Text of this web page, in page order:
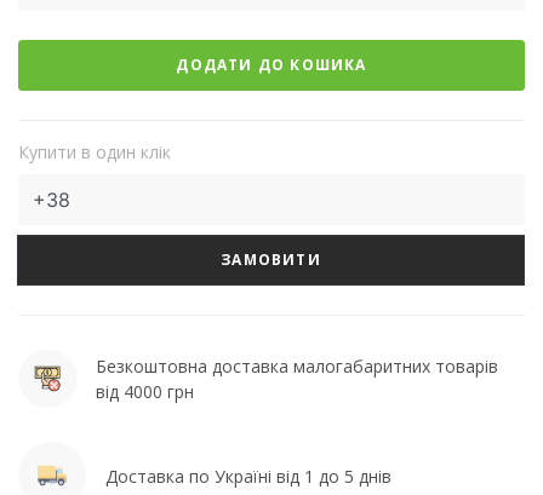
ДОДАТИ ДО КОШИКА
Купити в один клік
ЗАМОВИТИ
Безкоштовна доставка малогабаритних товарів
від 4000 грн
Доставка по Україні від 1 до 5 днів